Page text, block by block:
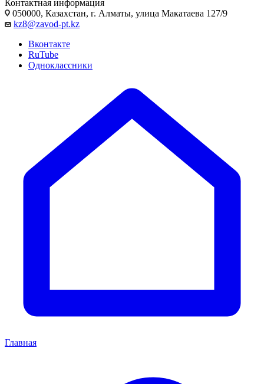
Контактная информация
050000, Казахстан, г. Алматы, улица Макатаева 127/9
kz8@zavod-pt.kz
Вконтакте
RuTube
Одноклассники
Главная